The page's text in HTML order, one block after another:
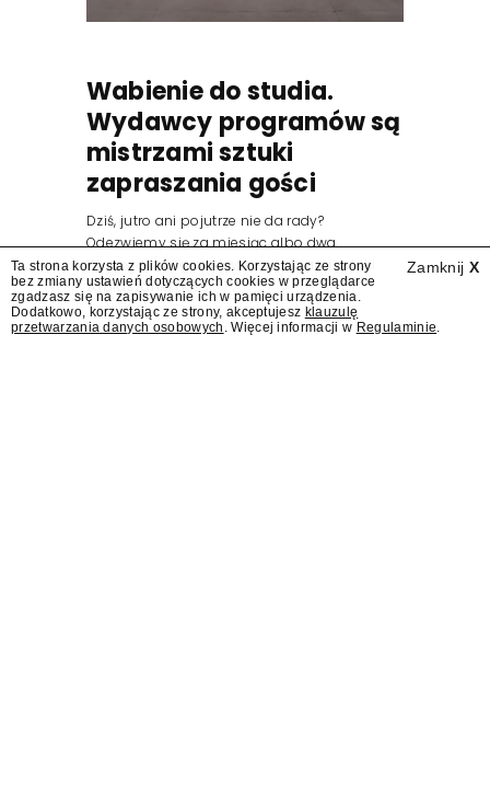
Wabienie do studia.
Wydawcy programów są
mistrzami sztuki
zapraszania gości
Dziś, jutro ani pojutrze nie da rady?
Odezwiemy się za miesiąc albo dwa.
Wydawcy programów są mistrzami sztuki
zapraszania gości.
Zamknij X
Ta strona korzysta z plików cookies. Korzystając ze strony
bez zmiany ustawień dotyczących cookies w przeglądarce
zgadzasz się na zapisywanie ich w pamięci urządzenia.
Dodatkowo, korzystając ze strony, akceptujesz klauzulę
przetwarzania danych osobowych . Więcej informacji w Regulaminie.